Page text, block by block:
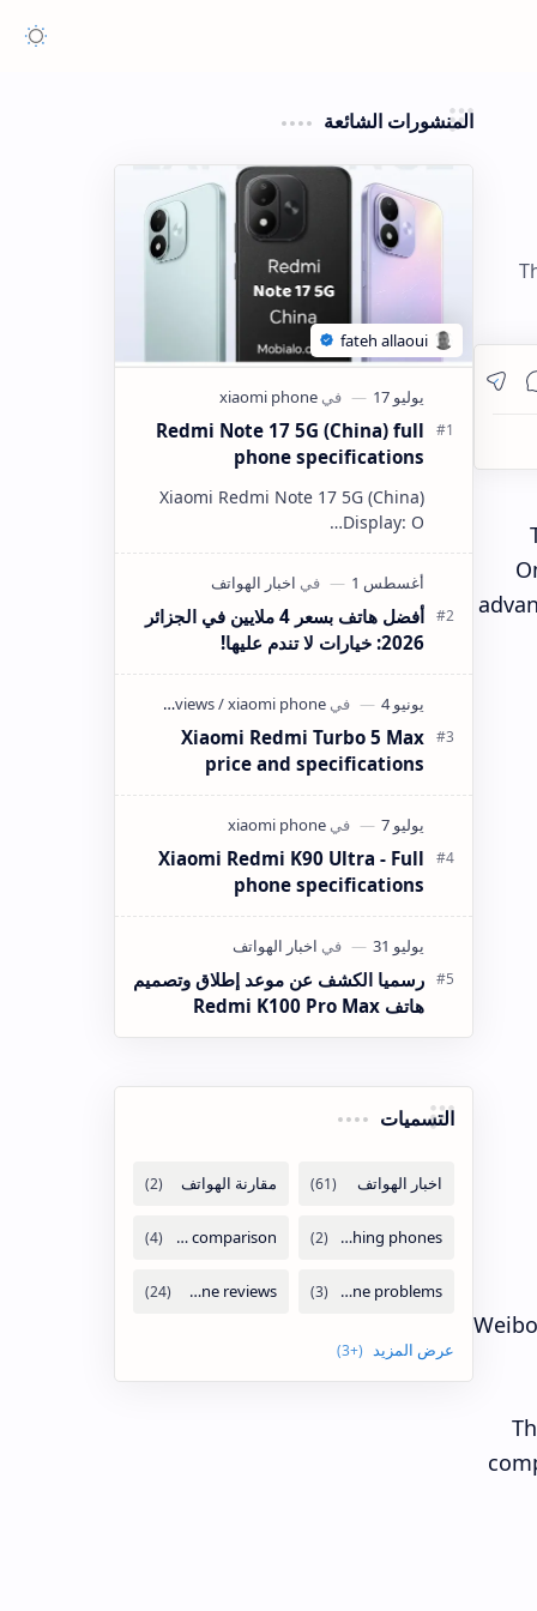
المنشورات الشائعة
Redmi Note 17 5G (China) full
phone specifications
Xiaomi Redmi Note 17 5G (China)
Display: O…
أفضل هاتف بسعر 4 ملايين في الجزائر
2026: خيارات لا تندم عليها!
Xiaomi Redmi Turbo 5 Max
price and specifications
Xiaomi Redmi K90 Ultra - Full
phone specifications
رسميا الكشف عن موعد إطلاق وتصميم
هاتف Redmi K100 Pro Max
التسميات